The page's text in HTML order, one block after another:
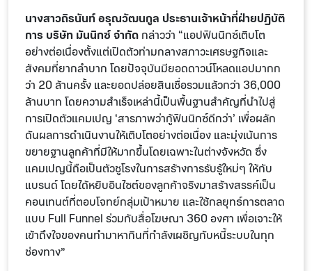
นางสาวถิรนันท์ อรุณวัฒนกูล ประธานเจ้าหน้าที่ฝ่ายปฏิบัติ
การ บริษัท มันนิกซ์ จำกัด กล่าวว่า “แอปฟินนิกซ์เติบโต
อย่างต่อเนื่องตั้งแต่เปิดตัวท่ามกลางสภาวะเศรษฐกิจและ
สังคมที่ยากลำบาก โดยปัจจุบันมียอดดาวน์โหลดแอปมากก
ว่า 20 ล้านครั้ง และยอดปล่อยสินเชื่อรวมแล้วกว่า 36,000
ล้านบาท โดยความสำเร็จเหล่านี้เป็นพื้นฐานสำคัญที่นำไปสู่
การเปิดตัวแคมเปญ ‘สารภาพว่ากู้ฟินนิกซ์ดีกว่า’ เพื่อผลัก
ดันผลการดำเนินงานให้เติบโตอย่างต่อเนื่อง และมุ่งเน้นการ
ขยายฐานลูกค้าที่มีให้มากขึ้นโดยเฉพาะในต่างจังหวัด ซึ่ง
แคมเปญนี้ถือเป็นตัวชูโรงในการสร้างการรับรู้ใหม่ๆ ให้กับ
แบรนด์ โดยได้หยิบอินไซต์ของลูกค้าจริงมาสร้างสรรค์เป็น
คอนเทนต์ที่ตอบโจทย์กลุ่มเป้าหมาย และใช้กลยุทธ์การตลาด
แบบ Full Funnel ร่วมกับสื่อโฆษณา 360 องศา เพื่อเจาะให้
เข้าถึงใจของคนทำมาหากินที่กำลังเผชิญกับหนี้ระบบในทุก
ช่องทาง”